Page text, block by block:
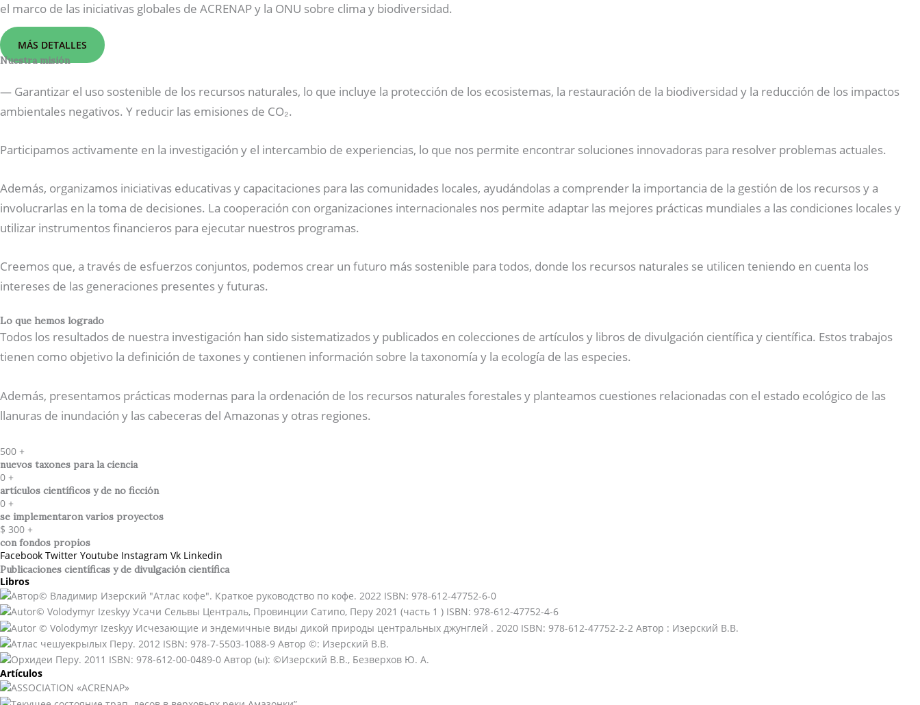
el marco de las iniciativas globales de ACRENAP y la ONU sobre clima y biodiversidad.
MÁS DETALLES
Nuestra misión
— Garantizar el uso sostenible de los recursos naturales, lo que incluye la protección de los ecosistemas, la restauración de la biodiversidad y la reducción de los impactos
ambientales negativos. Y reducir las emisiones de CO₂.
Participamos activamente en la investigación y el intercambio de experiencias, lo que nos permite encontrar soluciones innovadoras para resolver problemas actuales.
Además, organizamos iniciativas educativas y capacitaciones para las comunidades locales, ayudándolas a comprender la importancia de la gestión de los recursos y a
involucrarlas en la toma de decisiones. La cooperación con organizaciones internacionales nos permite adaptar las mejores prácticas mundiales a las condiciones locales y
utilizar instrumentos financieros para ejecutar nuestros programas.
Creemos que, a través de esfuerzos conjuntos, podemos crear un futuro más sostenible para todos, donde los recursos naturales se utilicen teniendo en cuenta los
intereses de las generaciones presentes y futuras.
Lo que hemos logrado
Todos los resultados de nuestra investigación han sido sistematizados y publicados en colecciones de artículos y libros de divulgación científica y científica. Estos trabajos
tienen como objetivo la definición de taxones y contienen información sobre la taxonomía y la ecología de las especies.
Además, presentamos prácticas modernas para la ordenación de los recursos naturales forestales y planteamos cuestiones relacionadas con el estado ecológico de las
llanuras de inundación y las cabeceras del Amazonas y otras regiones.
500 +
nuevos taxones para la ciencia
0 +
artículos científicos y de no ficción
0 +
se implementaron varios proyectos
$ 300 +
con fondos propios
Facebook Twitter Youtube Instagram Vk Linkedin
Publicaciones científicas y de divulgación científica​
Libros
Artículos